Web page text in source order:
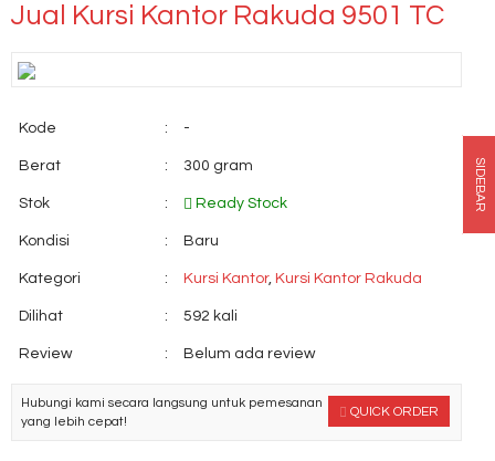
Jual Kursi Kantor Rakuda 9501 TC
Kode : -
Berat : 300 gram
Stok : Ready Stock
Kondisi : Baru
Kategori : Kursi Kantor, Kursi Kantor Rakuda
Dilihat : 592 kali
Review : Belum ada review
QUICK ORDER
Hubungi kami secara langsung untuk pemesanan
yang lebih cepat!
SIDEBAR